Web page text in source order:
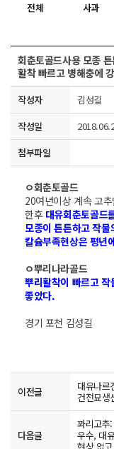
전체 사과
회춘토골드사용 모종
활착 빠르고 병해충에
작성자
김성길
작성일
첨부파일
ㅇ회춘토골드
20여년이상 계속 고
한후 대유회춘토골드
모종이 튼튼하고 작
칼슘부족현상은 평년
ㅇ뿌리나라골드
뿌리활착이 빠르고
좋았다.
경기 포천 김성길
이전글
대유나르
건전묘생
다음글
꽈리고추
우수, 대